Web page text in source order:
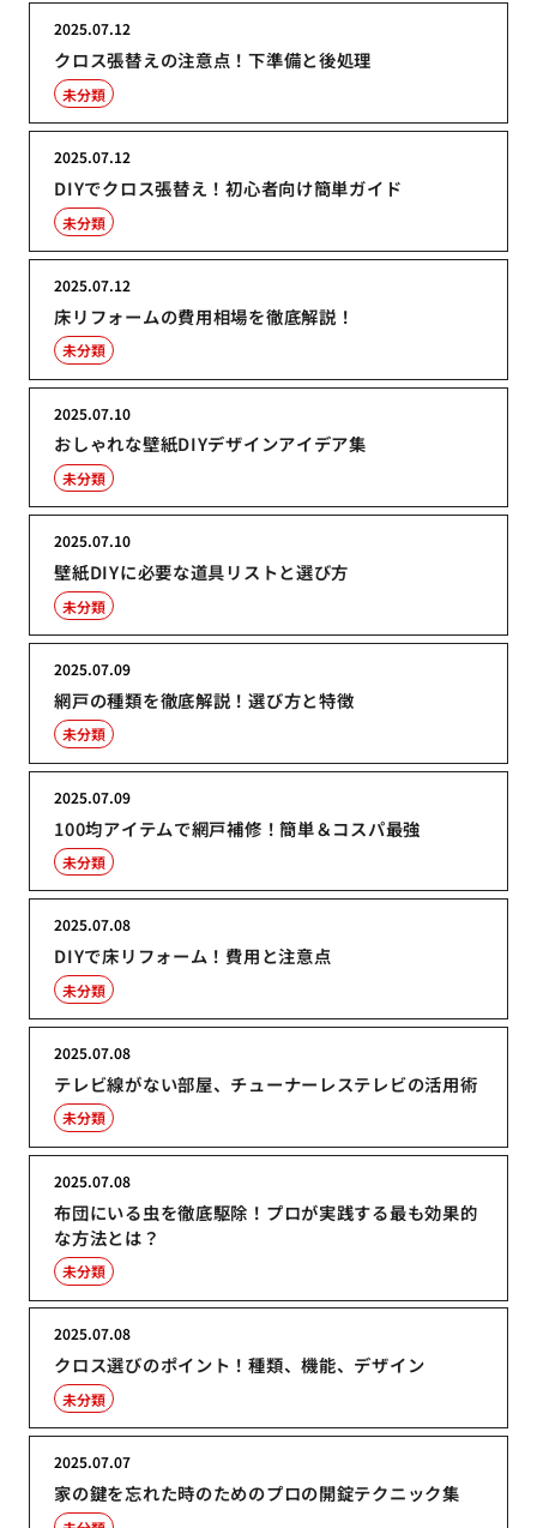
クロス張替えの注意点！下準備と後処理
2025.07.12
未分類
DIYでクロス張替え！初心者向け簡単ガイド
2025.07.12
未分類
床リフォームの費用相場を徹底解説！
2025.07.12
未分類
おしゃれな壁紙DIYデザインアイデア集
2025.07.10
未分類
壁紙DIYに必要な道具リストと選び方
2025.07.10
未分類
網戸の種類を徹底解説！選び方と特徴
2025.07.09
未分類
100均アイテムで網戸補修！簡単＆コスパ最強
2025.07.09
未分類
DIYで床リフォーム！費用と注意点
2025.07.08
未分類
テレビ線がない部屋、チューナーレステレビの活用術
2025.07.08
未分類
布団にいる虫を徹底駆除！プロが実践する最も効果的
な方法とは？
2025.07.08
未分類
クロス選びのポイント！種類、機能、デザイン
2025.07.08
未分類
家の鍵を忘れた時のためのプロの開錠テクニック集
2025.07.07